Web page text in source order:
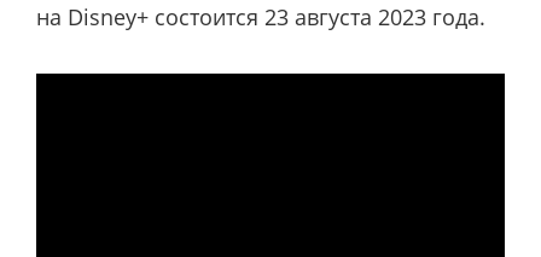
на Disney+ состоится 23 августа 2023 года.